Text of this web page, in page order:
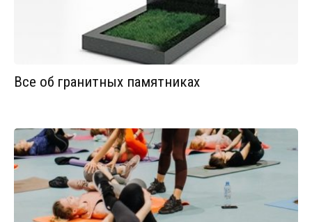
Все об гранитных памятниках